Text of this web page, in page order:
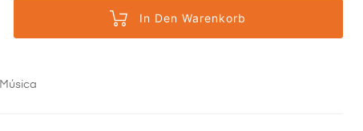
In Den Warenkorb
Música